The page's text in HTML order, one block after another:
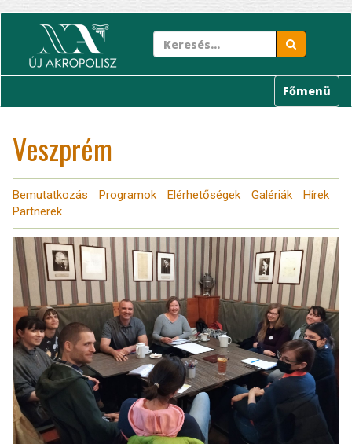
tartalomra
Főmenü
Veszprém
Bemutatkozás Programok Elérhetőségek Galériák
Hírek
Partnerek